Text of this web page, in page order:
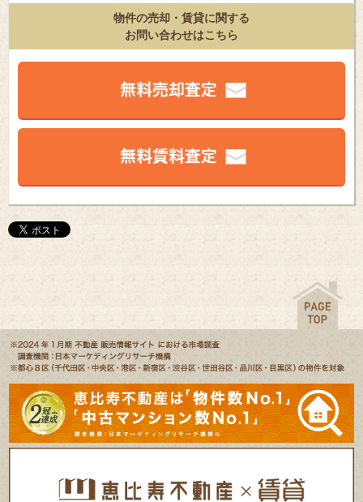
物件の売却・賃貸に関する
お問い合わせはこちら